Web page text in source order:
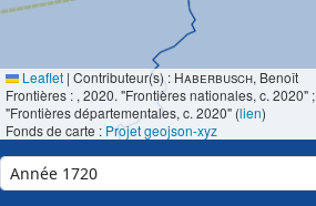
Leaflet | Contributeur(s) : Haberbusch, Benoît
Frontières : , 2020. "Frontières nationales, c. 2020" ;
"Frontières départementales, c. 2020" (lien)
Fonds de carte : Projet geojson-xyz